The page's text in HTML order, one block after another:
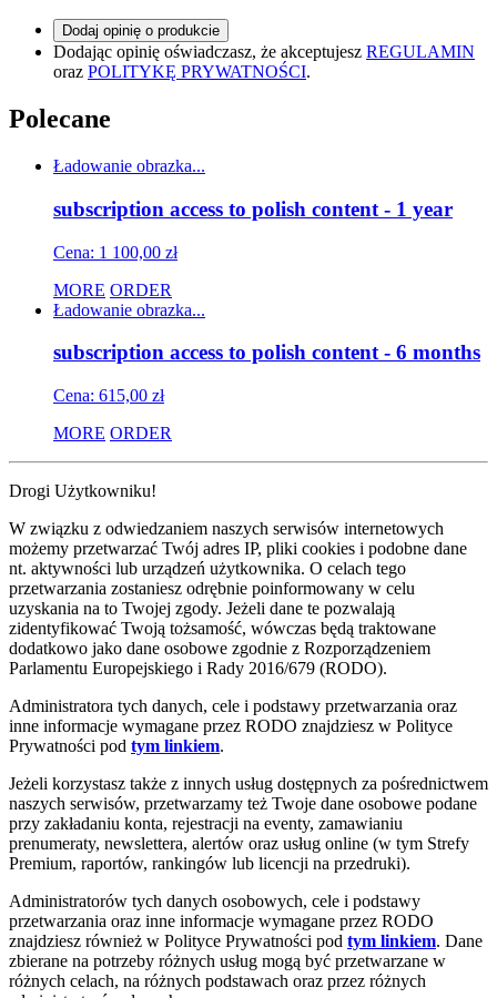
Dodaj opinię o produkcie
Dodając opinię oświadczasz, że akceptujesz REGULAMIN
oraz POLITYKĘ PRYWATNOŚCI.
Polecane
Ładowanie obrazka...
subscription access to polish content - 1 year
Cena: 1 100,00 zł
MORE ORDER
Ładowanie obrazka...
subscription access to polish content - 6 months
Cena: 615,00 zł
MORE ORDER
Drogi Użytkowniku!
W związku z odwiedzaniem naszych serwisów internetowych
możemy przetwarzać Twój adres IP, pliki cookies i podobne dane
nt. aktywności lub urządzeń użytkownika. O celach tego
przetwarzania zostaniesz odrębnie poinformowany w celu
uzyskania na to Twojej zgody. Jeżeli dane te pozwalają
zidentyfikować Twoją tożsamość, wówczas będą traktowane
dodatkowo jako dane osobowe zgodnie z Rozporządzeniem
Parlamentu Europejskiego i Rady 2016/679 (RODO).
Administratora tych danych, cele i podstawy przetwarzania oraz
inne informacje wymagane przez RODO znajdziesz w Polityce
Prywatności pod tym linkiem.
Jeżeli korzystasz także z innych usług dostępnych za pośrednictwem
naszych serwisów, przetwarzamy też Twoje dane osobowe podane
przy zakładaniu konta, rejestracji na eventy, zamawianiu
prenumeraty, newslettera, alertów oraz usług online (w tym Strefy
Premium, raportów, rankingów lub licencji na przedruki).
Administratorów tych danych osobowych, cele i podstawy
przetwarzania oraz inne informacje wymagane przez RODO
znajdziesz również w Polityce Prywatności pod tym linkiem. Dane
zbierane na potrzeby różnych usług mogą być przetwarzane w
różnych celach, na różnych podstawach oraz przez różnych